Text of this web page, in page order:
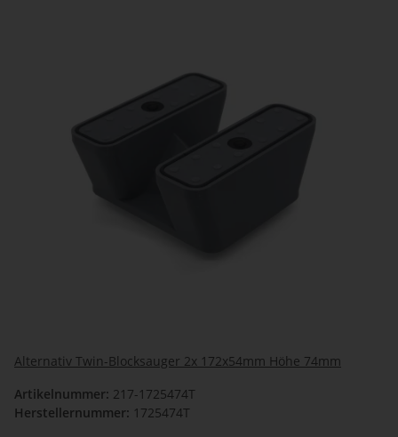
Alternativ Twin-Blocksauger 2x 172x54mm Höhe 74mm
Artikelnummer: 217-1725474T
Herstellernummer: 1725474T